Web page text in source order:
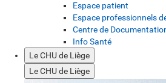
Espace patient
Espace professionnels
Centre de
Info Santé
Le CHU de Liège
Le CHU de Liège